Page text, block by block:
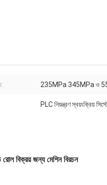
235MPa 345MPa ও
PLC নিয়ন্ত্রণ স্বয়ংক্রিয়
বিক্রয় জন্য মেশিন বিরচন